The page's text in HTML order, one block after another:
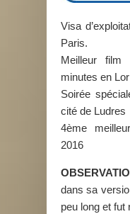
Visa
Paris.
Meilleur film
minutes en
Soirée
cité de Ludres
4ème
2016
dans sa
peu long et fut